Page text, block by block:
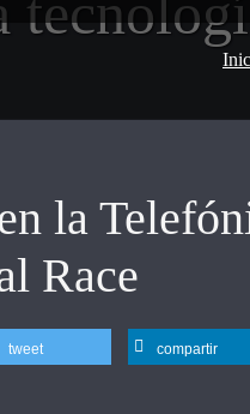
la
Race
tweet compartir